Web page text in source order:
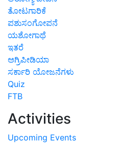
ತೋಟಗಾರಿಕೆ
ಪಶುಸಂಗೋಪನೆ
ಯಶೋಗಾಥೆ
ಇತರೆ
ಅಗ್ರಿಪೀಡಿಯಾ
ಸರ್ಕಾರಿ ಯೋಜನೆಗಳು
Quiz
FTB
Activities
Upcoming Events